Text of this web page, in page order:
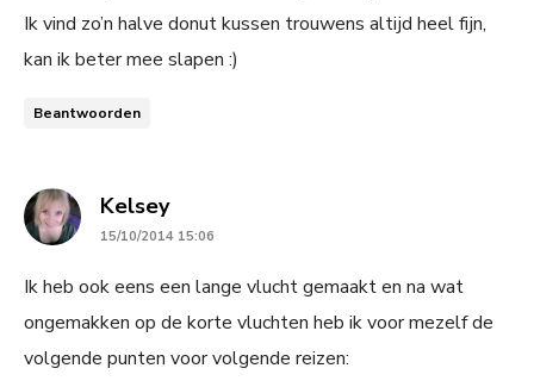
Ik vind zo’n halve donut kussen trouwens altijd heel fijn,
kan ik beter mee slapen :)
Beantwoorden
Kelseysays:
15/10/2014 15:06
Ik heb ook eens een lange vlucht gemaakt en na wat
ongemakken op de korte vluchten heb ik voor mezelf de
volgende punten voor volgende reizen: